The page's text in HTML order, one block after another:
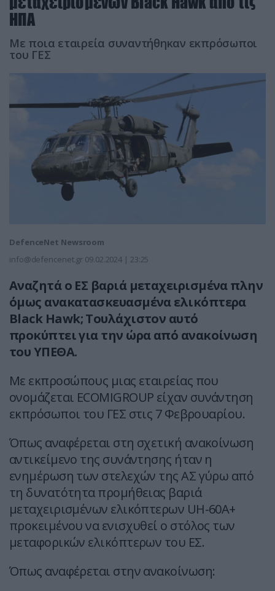
ΗΠΑ
Με ποια εταιρεία συναντήθηκαν εκπρόσωποι
του ΓΕΣ
DefenceNet Newsroom
info@defencenet.gr 09.02.2024 | 23:25
Αναζητά ο ΕΣ βαριά μεταχειρισμένα πλην
όμως ανακατασκευασμένα ελικόπτερα
Black Hawk; Τουλάχιστον αυτό
προκύπτει για την ώρα από ανακοίνωση
του ΥΠΕΘΑ.
Με εκπροσώπους μιας εταιρείας που
ονομάζεται ECOMIGROUP είχαν συνάντηση
εκπρόσωποι του ΓΕΣ στις 7 Φεβρουαρίου.
Όπως αναφέρεται στη σχετική ανακοίνωση
αντικείμενο της συνάντησης ήταν η
ενημέρωση των στελεχών της ΑΣ γύρω από
τη δυνατότητα προμήθειας βαριά
μεταχειρισμένων ελικόπτερων UH-60A+
προκειμένου να ενισχυθεί ο στόλος των
μεταφορικών ελικόπτερων του ΕΣ.
Όπως αναφέρεται στην ανακοίνωση: